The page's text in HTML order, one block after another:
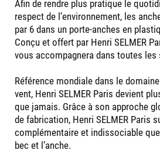
Afin de rendre plus pratique le
respect de l’environnement, les
par 6 dans un porte-anches en
Conçu et offert par Henri SELMER
vous accompagnera dans toutes
Référence mondiale dans le
vent, Henri SELMER Paris devient
que jamais. Grâce à son approche
de fabrication, Henri SELMER Paris
complémentaire et indissociable
bec et l’anche.